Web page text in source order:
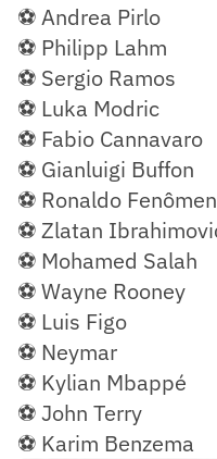
⚽ Andrea Pirlo
⚽ Philipp Lahm
⚽ Sergio Ramos
⚽ Luka Modric
⚽ Fabio Cannavaro
⚽ Gianluigi Buffon
⚽ Ronaldo
⚽ Zlatan
⚽ Mohamed Salah
⚽ Wayne Rooney
⚽ Luis Figo
⚽ Neymar
⚽ Kylian Mbappé
⚽ John Terry
⚽ Karim Benzema